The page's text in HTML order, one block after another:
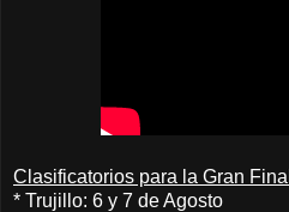
Clasificatorios para la Gran
* Trujillo: 6 y 7 de Agosto